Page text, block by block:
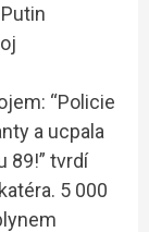
“Policie
a ucpala
89!” tvrdí
5 000